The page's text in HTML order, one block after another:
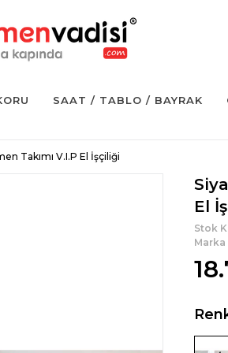
SAAT / TABLO / BAYRAK
Takımı V.I.P El İşçiliği
El
Stok
Marka